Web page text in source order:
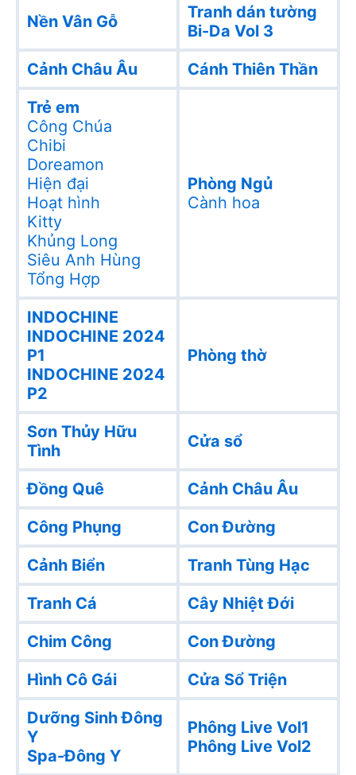
Nền Vân Gỗ
Tranh dán tường
Bi-Da Vol 3
Cảnh Châu Âu
Cánh Thiên Thần
Trẻ em
Công Chúa
Chibi
Doreamon
Hiện đại
Hoạt hình
Kitty
Khủng Long
Siêu Anh Hùng
Tổng Hợp
Phòng Ngủ
Cành hoa
INDOCHINE
INDOCHINE 2024
P1
INDOCHINE 2024
P2
Phòng thờ
Sơn Thủy Hữu
Tình
Cửa sổ
Đồng Quê
Cảnh Châu Âu
Công Phụng
Con Đường
Cảnh Biển
Tranh Tùng Hạc
Tranh Cá
Cây Nhiệt Đới
Chim Công
Con Đường
Hình Cô Gái
Cửa Sổ Triện
Dưỡng Sinh Đông
Y
Spa-Đông Y
Phông Live Vol1
Phông Live Vol2